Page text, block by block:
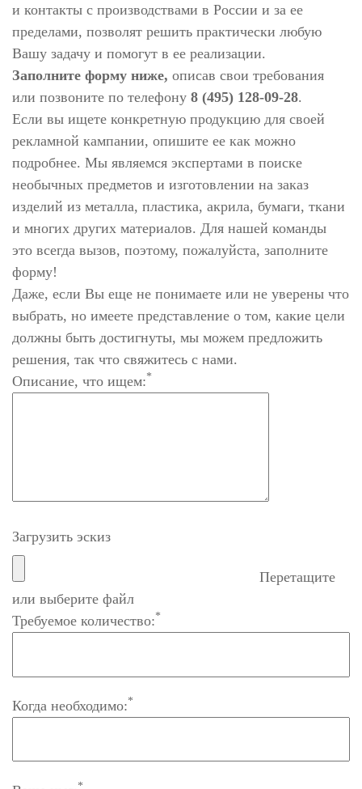
и контакты с производствами в России и за ее
пределами, позволят решить практически любую
Вашу задачу и помогут в ее реализации.
Заполните форму ниже, описав свои требования
или позвоните по телефону 8 (495) 128-09-28.
Если вы ищете конкретную продукцию для своей
рекламной кампании, опишите ее как можно
подробнее. Мы являемся экспертами в поиске
необычных предметов и изготовлении на заказ
изделий из металла, пластика, акрила, бумаги, ткани
и многих других материалов. Для нашей команды
это всегда вызов, поэтому, пожалуйста, заполните
форму!
Даже, если Вы еще не понимаете или не уверены что
выбрать, но имеете представление о том, какие цели
должны быть достигнуты, мы можем предложить
решения, так что свяжитесь с нами.
Описание, что ищем:*
Загрузить эскиз
Перетащите
или выберите файл
Требуемое количество:*
Когда необходимо:*
*